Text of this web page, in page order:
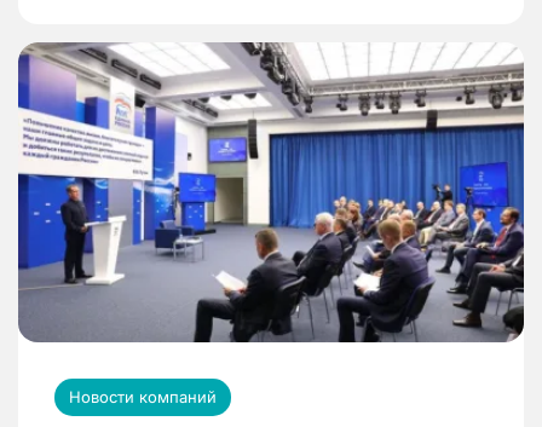
Новости компаний